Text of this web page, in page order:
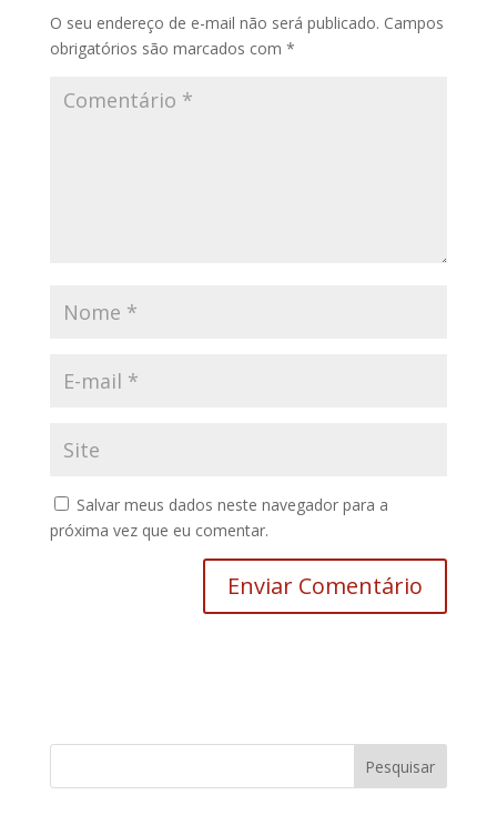
O seu endereço de e-mail não será publicado. Campos
obrigatórios são marcados com *
Salvar meus dados neste navegador para a
próxima vez que eu comentar.
Pesquisar